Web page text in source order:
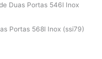
Duas Portas 546l Inox
Portas 568l Inox (ssi79)